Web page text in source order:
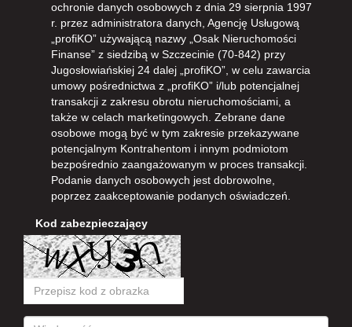
ochronie danych osobowych z dnia 29 sierpnia 1997
r. przez administratora danych, Agencję Usługową
„profiKO” używającą nazwy „Osak Nieruchomości
Finanse” z siedzibą w Szczecinie (70-842) przy
Jugosłowiańskiej 24 dalej „profiKO”, w celu zawarcia
umowy pośrednictwa z „profiKO” i/lub potencjalnej
transakcji z zakresu obrotu nieruchomościami, a
także w celach marketingowych. Zebrane dane
osobowe mogą być w tym zakresie przekazywane
potencjalnym Kontrahentom i innym podmiotom
bezpośrednio zaangażowanym w proces transakcji.
Podanie danych osobowych jest dobrowolne,
poprzez zaakceptowanie podanych oświadczeń.
Kod zabezpieczający